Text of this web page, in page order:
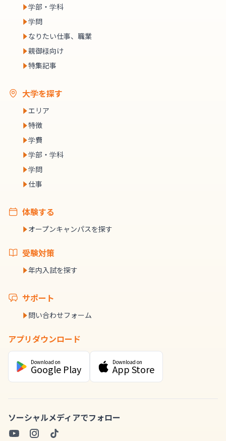
学部・学科
学問
なりたい仕事、職業
親御様向け
特集記事
大学を探す
エリア
特徴
学費
学部・学科
学問
仕事
体験する
オープンキャンパスを探す
受験対策
年内入試を探す
サポート
問い合わせフォーム
アプリダウンロード
Download on
Google Play
Download on
App Store
ソーシャルメディアでフォロー